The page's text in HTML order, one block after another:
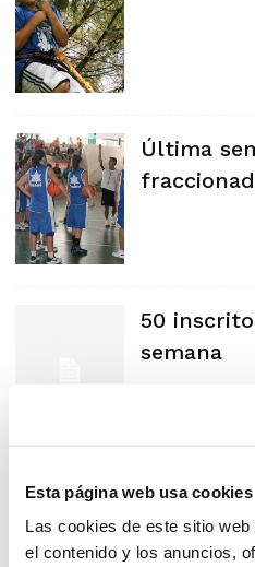
Esta página web usa cookies
Las cookies de este sitio
el contenido y los anuncios,
Última
50
semana